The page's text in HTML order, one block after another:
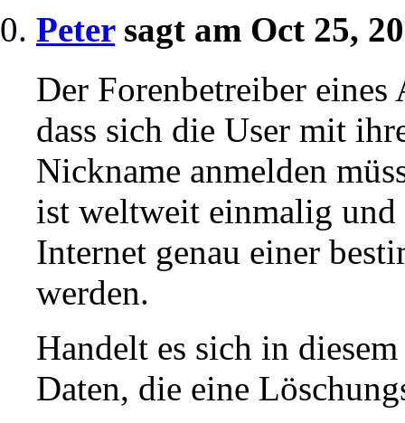
Petersagt am Oct 25,
Der Forenbetreiber
dass sich die User mit
Nickname anmelden
ist weltweit einmalig und
Internet genau einer
werden.
Handelt es sich in
Daten, die eine